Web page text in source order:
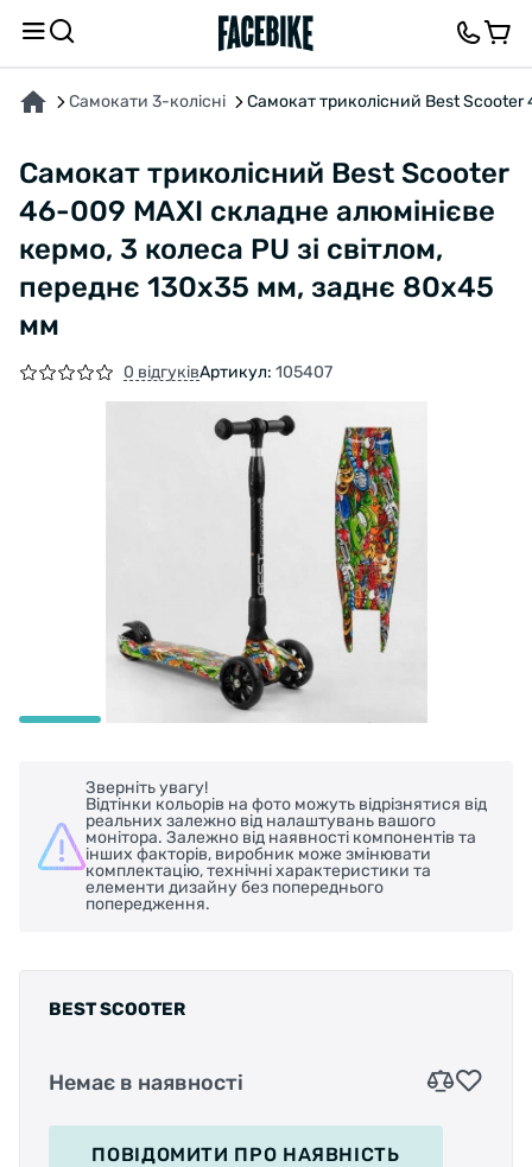
Самокати 3-колісні Самокат триколісний Best Scooter
Самокат триколісний Best Scooter
46-009 MAXI складне алюмінієве
кермо, 3 колеса PU зі світлом,
переднє 130х35 мм, заднє 80х45
мм
0 відгуківАртикул: 105407
Зверніть увагу!
Відтінки кольорів на фото можуть відрізнятися від
реальних залежно від налаштувань вашого
монітора. Залежно від наявності компонентів та
інших факторів, виробник може змінювати
комплектацію, технічні характеристики та
елементи дизайну без попереднього
попередження.
BEST SCOOTER
Немає в наявності
ПОВІДОМИТИ ПРО НАЯВНІСТЬ
ПРО ТОВАР ХАРАКТЕРИСТИКИВІДГУКИ ТА ЗАПИТАННЯ